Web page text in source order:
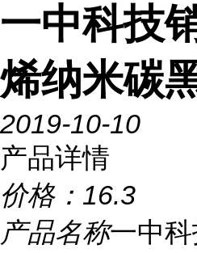
一中科技
烯纳米碳
2019-10-10
产品详情
价格： 16.3
产品名称一中